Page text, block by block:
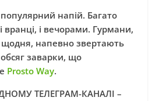
напій. Багато
вранці, і вечорами. Гурмани,
напевно звертають
заварки, що
Prosto Way.
ТЕЛЕГРАМ-КАНАЛІ –